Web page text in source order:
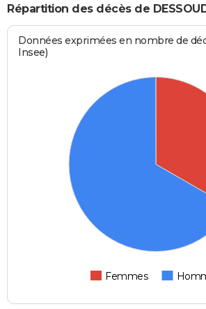
Répartition des décès de
Données exprimées en nombre de
Insee)
Femmes